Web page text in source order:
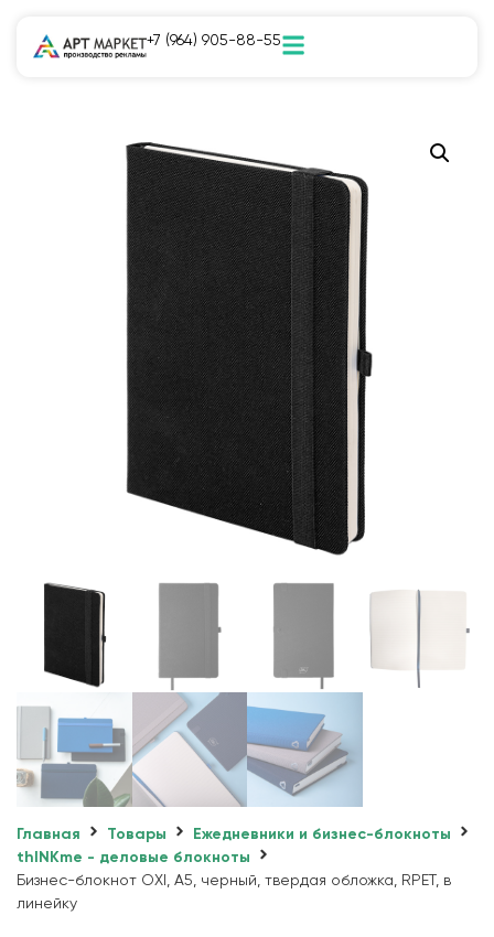
+7 (964) 905-88-55
Главная Товары
Ежедневники и бизнес-блокноты
thINKme - деловые блокноты
Бизнес-блокнот OXI, A5, черный, твердая обложка, RPET, в
линейку